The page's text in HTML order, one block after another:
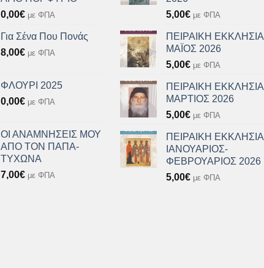
0,00€ με ΦΠΑ
Για Σένα Που Πονάς
8,00€ με ΦΠΑ
ΦΛΟΥΡΙ 2025
0,00€ με ΦΠΑ
ΟΙ ΑΝΑΜΝΗΣΕΙΣ ΜΟΥ
ΑΠΟ ΤΟΝ ΠΑΠΑ-
ΤΥΧΩΝΑ
7,00€ με ΦΠΑ
5,00€ με ΦΠΑ
ΠΕΙΡΑΙΚΗ ΕΚΚΛΗΣΙΑ
ΜΑΪΟΣ 2026
5,00€ με ΦΠΑ
ΠΕΙΡΑΙΚΗ ΕΚΚΛΗΣΙΑ
ΜΑΡΤΙΟΣ 2026
5,00€ με ΦΠΑ
ΠΕΙΡΑΙΚΗ ΕΚΚΛΗΣΙΑ
ΙΑΝΟΥΑΡΙΟΣ-
ΦΕΒΡΟΥΑΡΙΟΣ 2026
5,00€ με ΦΠΑ